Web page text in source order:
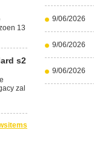
13
s2
zal
9/06/2026
9/06/2026
9/06/2026